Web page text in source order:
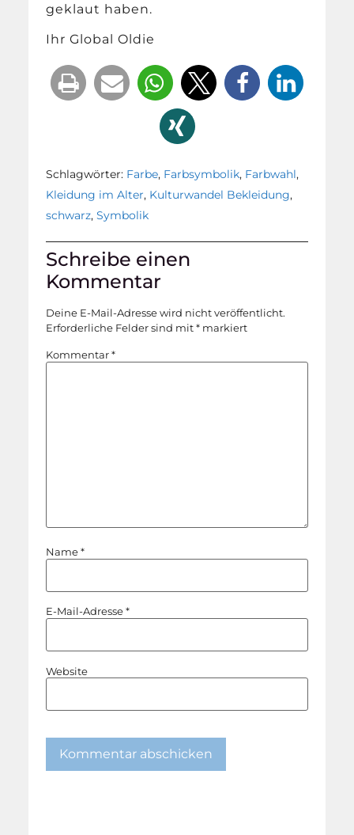
geklaut haben.
Ihr Global Oldie
Schlagwörter: Farbe, Farbsymbolik, Farbwahl,
Kleidung im Alter, Kulturwandel Bekleidung,
schwarz,Symbolik
Schreibe einen
Kommentar
Deine E-Mail-Adresse wird nicht veröffentlicht.
Erforderliche Felder sind mit* markiert
Kommentar*
Name*
E-Mail-Adresse*
Website